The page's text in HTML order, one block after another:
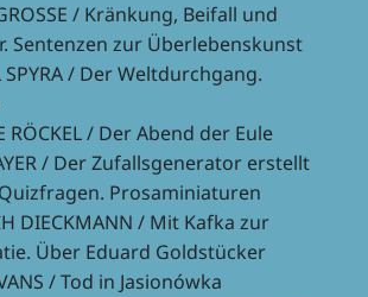
/ Krän­kung, Beifall und
Senten­zen zur Überlebenskunst
SPYRA / Der Welt­durch­gang.
RÖCKEL / Der Abend der Eule
/ Der Zufalls­ge­nera­tor erstellt
Prosaminiaturen
DIECKMANN / Mit Kafka zur
Über Eduard Goldstücker
/ Tod in Jasionówka